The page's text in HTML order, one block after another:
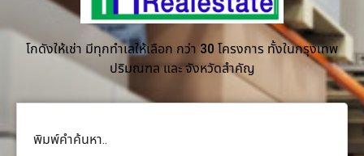
โกดังให้เช่า มีทุกทำเลให้เลือก กว่า 30 โครงการ ทั้งในกรุงเทพ
ปริมณฑล และ จังหวัดสำคัญ
พิมพ์คำค้นหา..